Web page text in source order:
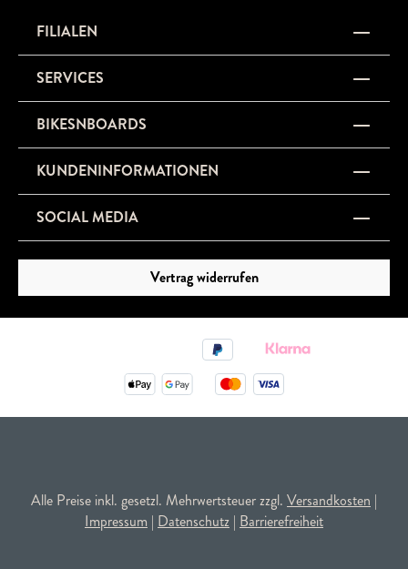
FILIALEN
SERVICES
BIKESNBOARDS
KUNDENINFORMATIONEN
SOCIAL MEDIA
Vertrag widerrufen
Alle Preise inkl. gesetzl. Mehrwertsteuer zzgl. Versandkosten |
Impressum | Datenschutz | Barrierefreiheit